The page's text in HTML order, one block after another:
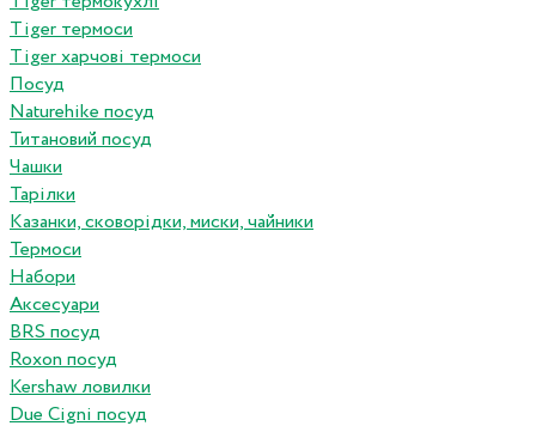
Tiger термоси
Tiger харчові термоси
Посуд
Naturehike посуд
Титановий посуд
Чашки
Тарілки
Казанки, сковорідки, миски, чайники
Термоси
Набори
Аксесуари
BRS посуд
Roxon посуд
Kershaw ловилки
Due Cigni посуд